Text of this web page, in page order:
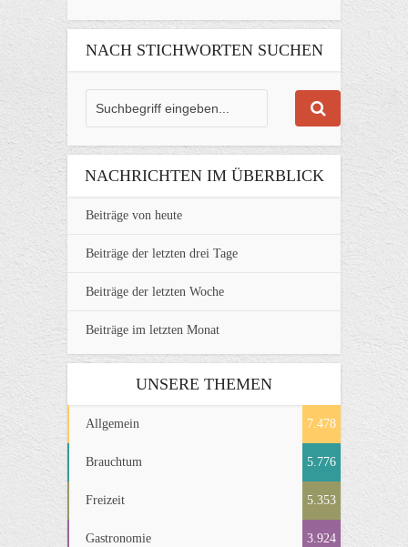
NACH STICHWORTEN SUCHEN
NACHRICHTEN IM ÜBERBLICK
Beiträge von heute
Beiträge der letzten drei Tage
Beiträge der letzten Woche
Beiträge im letzten Monat
UNSERE THEMEN
Allgemein 7.478
Brauchtum 5.776
Freizeit 5.353
Gastronomie 3.924